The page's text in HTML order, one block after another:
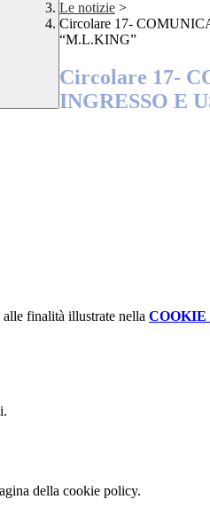
Le notizie >
Circolare 17-
“M.L.KING”
Circolare 17-
INGRESSO E
finalità illustrate nella
della cookie policy.